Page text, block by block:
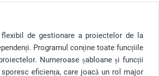
de gestionare a proiectelor de la
Programul conține toate funcțiile
Numeroase șabloane și funcții
eficiența, care joacă un rol major